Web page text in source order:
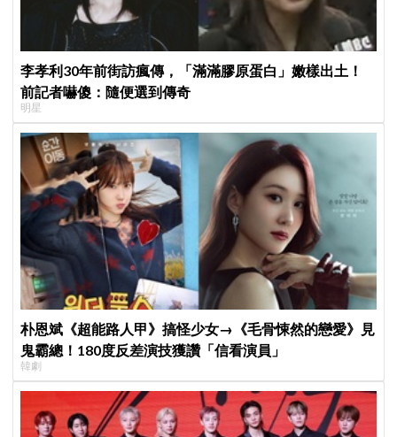
李孝利30年前街訪瘋傳，「滿滿膠原蛋白」嫩樣出土！
前記者嚇傻：隨便選到傳奇
明星
朴恩斌《超能路人甲》搞怪少女→《毛骨悚然的戀愛》見
鬼霸總！180度反差演技獲讚「信看演員」
韓劇